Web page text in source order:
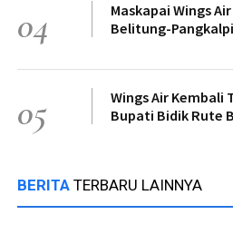
04
Maskapai Wings
Belitung-
05
Wings Air Kembali
Bupati Bidik Rute
BERITA TERBARU LAINNYA